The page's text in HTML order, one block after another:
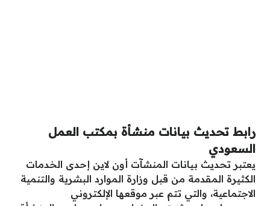
رابط تحديث بيانات منشأة بمكتب العمل
السعودي
يعتبر تحديث بيانات المنشآت أون لاين إحدى الخدمات
الكثيرة المقدمة من قبل وزارة الموارد البشرية والتنمية
الاجتماعية، والتي تتم عبر موقعها الإلكتروني